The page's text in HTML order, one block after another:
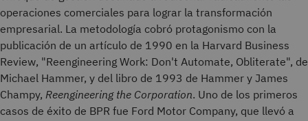
operaciones comerciales para lograr la transformación
empresarial. La metodología cobró protagonismo con la
publicación de un artículo de 1990 en la Harvard Business
Review, "Reengineering Work: Don't Automate, Obliterate", de
Michael Hammer, y del libro de 1993 de Hammer y James
Champy, Reengineering the Corporation. Uno de los primeros
casos de éxito de BPR fue Ford Motor Company, que llevó a